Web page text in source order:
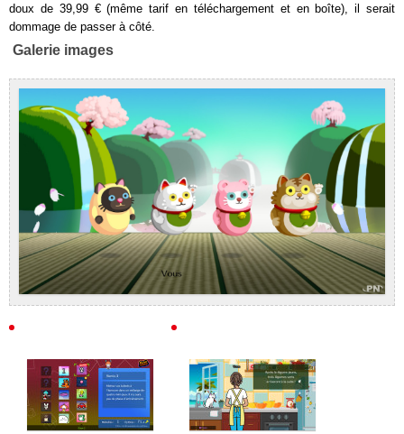
doux de 39,99 € (même tarif en téléchargement et en boîte), il serait
dommage de passer à côté.
Galerie images